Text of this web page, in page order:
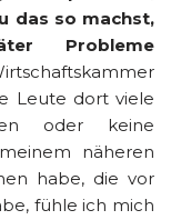
das so machst,
Probleme
Leute dort viele
oder keine
näheren
habe, die vor
fühle ich mich